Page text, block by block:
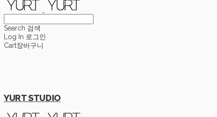
Search 검색
Log In 로그인
Cart장바구니
YURT STUDIO